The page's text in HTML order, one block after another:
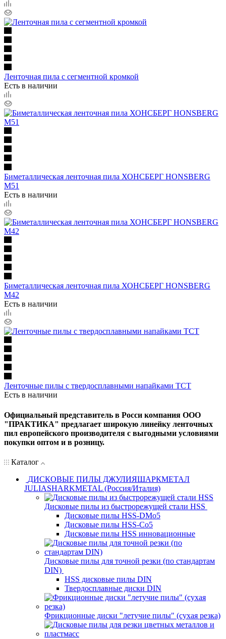
Ленточная пила с сегментной кромкой
Есть в наличии
Биметаллическая ленточная пила ХОНСБЕРГ HONSBERG
M51
Есть в наличии
Биметаллическая ленточная пила ХОНСБЕРГ HONSBERG
M42
Есть в наличии
Ленточные пилы с твердосплавными напайками ТСТ
Есть в наличии
Официальный представитель в Росси компания ООО
"ПРАКТИКА" предлагает широкую линейку ленточных
пил европейского производителя с выгодными условиями
покупки оптом и в розницу.
Каталог
ДИСКОВЫЕ ПИЛЫ ДЖУЛИЯШАРКМЕТАЛ
JULIASHARKMETAL (Россия/Италия)
Дисковые пилы из быстрорежущей стали HSS
Дисковые пилы HSS-DMo5
Дисковые пилы HSS-Co5
Дисковые пилы HSS инновационные
Дисковые пилы для точной резки (по стандартам
DIN)
HSS дисковые пилы DIN
Твердосплавные диски DIN
Фрикционные диски "летучие пилы" (сухая резка)